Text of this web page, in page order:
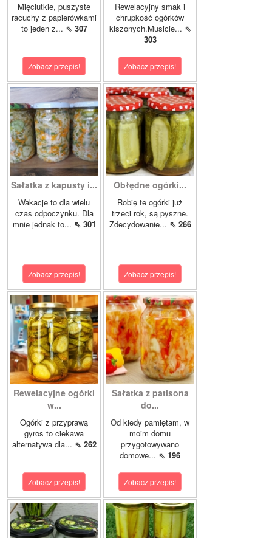
Mięciutkie, puszyste
racuchy z papierówkami
to jeden z... ⇖ 307
Zobacz przepis!
Rewelacyjny smak i
chrupkość ogórków
kiszonych.Musicie... ⇖
303
Zobacz przepis!
Sałatka z kapusty i...
Wakacje to dla wielu
czas odpoczynku. Dla
mnie jednak to... ⇖ 301
Zobacz przepis!
Obłędne ogórki...
Robię te ogórki już
trzeci rok, są pyszne.
Zdecydowanie... ⇖ 266
Zobacz przepis!
Rewelacyjne ogórki
w...
Ogórki z przyprawą
gyros to ciekawa
alternatywa dla... ⇖ 262
Zobacz przepis!
Sałatka z patisona
do...
Od kiedy pamiętam, w
moim domu
przygotowywano
domowe... ⇖ 196
Zobacz przepis!